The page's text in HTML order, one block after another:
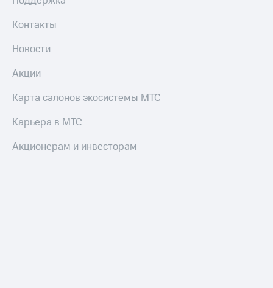
Контакты
Новости
Акции
Карта салонов экосистемы МТС
Карьера в МТС
Акционерам и инвесторам